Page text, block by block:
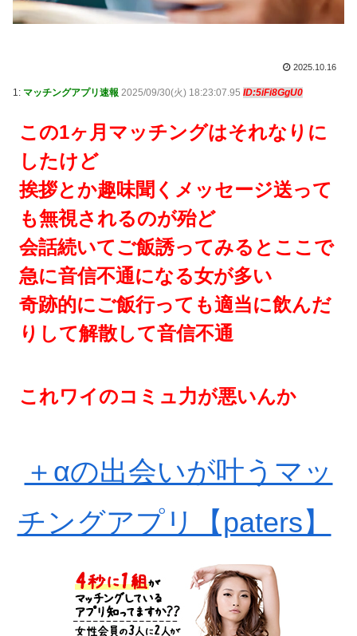
2025.10.16
1: マッチングアプリ速報 2025/09/30(火) 18:23:07.95 ID:5iFi8GgU0
この1ヶ月マッチングはそれなりに
したけど
挨拶とか趣味聞くメッセージ送って
も無視されるのが殆ど
会話続いてご飯誘ってみるとここで
急に音信不通になる女が多い
奇跡的にご飯行っても適当に飲んだ
りして解散して音信不通
これワイのコミュ力が悪いんか
＋αの出会いが叶うマッ
チングアプリ【paters】